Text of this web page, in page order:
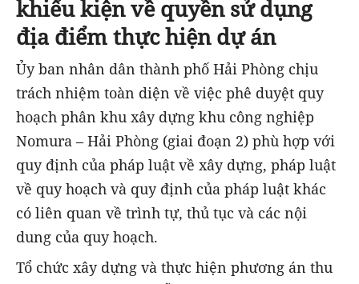
khiếu kiện về quyền sử dụng
địa điểm thực hiện dự án
Ủy ban nhân dân thành phố Hải Phòng chịu
trách nhiệm toàn diện về việc phê duyệt quy
hoạch phân khu xây dựng khu công nghiệp
Nomura – Hải Phòng (giai đoạn 2) phù hợp với
quy định của pháp luật về xây dựng, pháp luật
về quy hoạch và quy định của pháp luật khác
có liên quan về trình tự, thủ tục và các nội
dung của quy hoạch.
Tổ chức xây dựng và thực hiện phương án thu